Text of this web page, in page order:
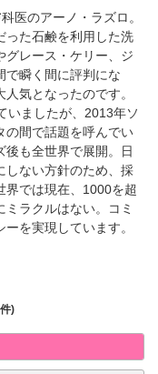
医のアーノ・ラズロ。
った石鹸を利用した洗
グレース・ケリー、ジ
で瞬く間に評判にな
気となったのです。
いましたが、2013年ソ
の間で話題を呼んでい
後も全世界で展開。日
しない方針のため、採
界では現在、1000を超
ラクルはない。コミ
を実現しています。
)